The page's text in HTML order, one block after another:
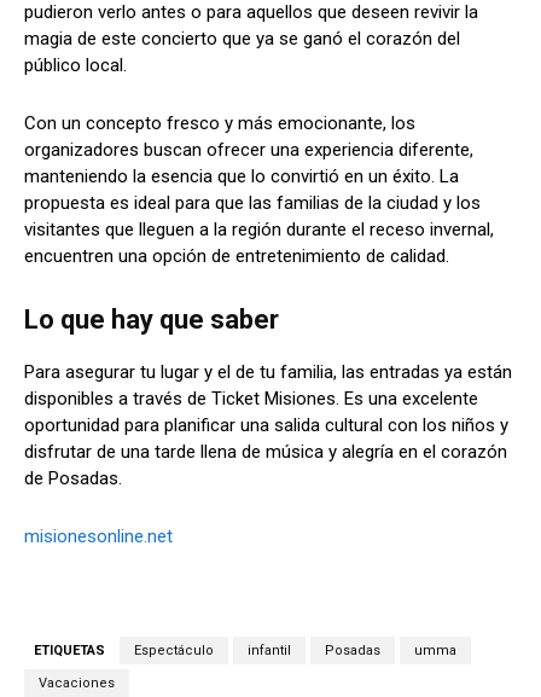
pudieron verlo antes o para aquellos que deseen revivir la
magia de este concierto que ya se ganó el corazón del
público local.
Con un concepto fresco y más emocionante, los
organizadores buscan ofrecer una experiencia diferente,
manteniendo la esencia que lo convirtió en un éxito. La
propuesta es ideal para que las familias de la ciudad y los
visitantes que lleguen a la región durante el receso invernal,
encuentren una opción de entretenimiento de calidad.
Lo que hay que saber
Para asegurar tu lugar y el de tu familia, las entradas ya están
disponibles a través de Ticket Misiones. Es una excelente
oportunidad para planificar una salida cultural con los niños y
disfrutar de una tarde llena de música y alegría en el corazón
de Posadas.
misionesonline.net
ETIQUETAS Espectáculo infantil Posadas umma
Vacaciones